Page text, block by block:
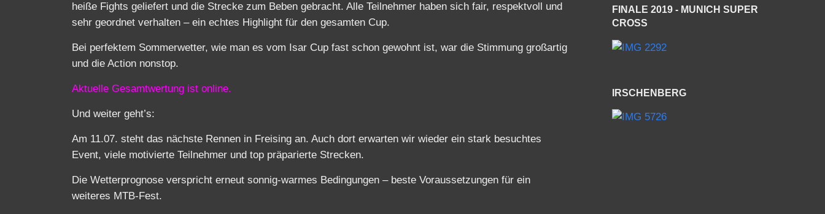
heiße Fights geliefert und die Strecke zum Beben gebracht. Alle Teilnehmer haben sich fair, respektvoll und
sehr geordnet verhalten – ein echtes Highlight für den gesamten Cup.
Bei perfektem Sommerwetter, wie man es vom Isar Cup fast schon gewohnt ist, war die Stimmung großartig
und die Action nonstop.
Aktuelle Gesamtwertung ist online.
Und weiter geht’s:
Am 11.07. steht das nächste Rennen in Freising an. Auch dort erwarten wir wieder ein stark besuchtes
Event, viele motivierte Teilnehmer und top präparierte Strecken.
Die Wetterprognose verspricht erneut sonnig‑warmes Bedingungen – beste Voraussetzungen für ein
weiteres MTB‑Fest.
FINALE 2019 - MUNICH SUPER
CROSS
IRSCHENBERG